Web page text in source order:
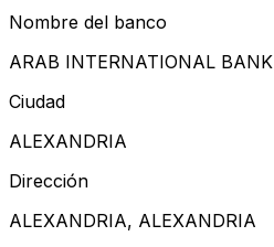
Nombre del banco
ARAB INTERNATIONAL BANK
Ciudad
ALEXANDRIA
Dirección
ALEXANDRIA, ALEXANDRIA